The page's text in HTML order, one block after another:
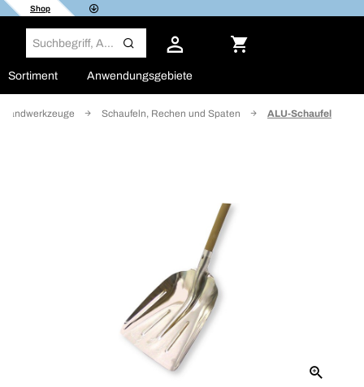
Shop
Sortiment Anwendungsgebiete
Handwerkzeuge Schaufeln, Rechen und Spaten ALU-Schaufel